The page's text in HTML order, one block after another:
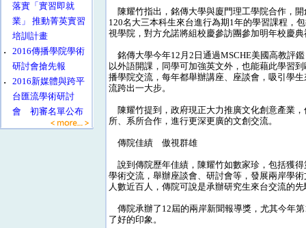
落實「實習即就
業」 推動菁英實習
培訓計畫
‧
2016傳播學院學術
研討會搶先報
‧
2016新媒體與跨平
台匯流學術研討
會 初審名單公布
陳耀竹指出，銘傳大學與廈門理工學院合作，
120名大三本科生來台進行為期1年的學習課程，
視學院，對方允諾將組校慶參訪團參加明年校慶
銘傳大學今年12月2日通過MSCHE美國高教評
以外語開課，同學可加強英文外，也能藉此學習
播學院交流，每年都舉辦講座、座談會，吸引學
流跨出一大步。
陳耀竹提到，政府現正大力推廣文化創意產業
所、系所合作，進行更深更廣的文創交流。
傳院佳績 傲視群雄
說到傳院歷年佳績，陳耀竹如數家珍，包括獲
學術交流，舉辦座談會、研討會等，發展兩岸學
人數近百人，傳院可說是承辦研究生來台交流的
傳院承辦了12屆的兩岸新聞報導獎，尤其今年
了好的印象。